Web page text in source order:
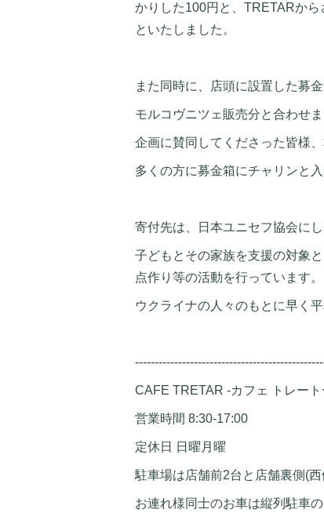
かりした100円と、TRETARか
といたしました。
また同時に、店頭に設置した募
モルコヴニツェ販売分と合わせ
企画に賛同してくださった皆様
多くの方に募金箱にチャリンと
寄付先は、日本ユニセフ協会にし
子どもとその家族を支援の対象
点作り等の活動を行っています。
ウクライナの人々のもとに早く
CAFE TRETAR -カフェ トレート
営業時間 8:30-17:00
定休日 日曜月曜
駐車場は店舗前2台と店舗裏側(西
お連れ様同士のお車は縦列駐車